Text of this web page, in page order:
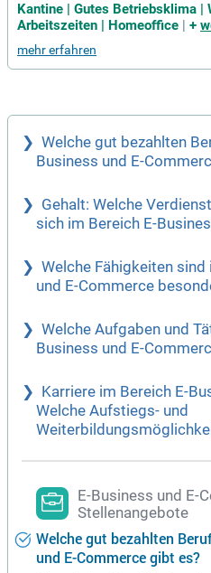
Kantine | Gutes Betriebsklima
Arbeitszeiten | Homeoffice
+
mehr erfahren
Welche gut bezahlten
Business und E-
Gehalt: Welche
sich im Bereich E-
Welche Fähigkeiten
und E-Commerce
Welche Aufgaben und
Business und E-
Karriere im Bereich E-
Welche Aufstiegs- und
E-Business und E-
Stellenangebote
Welche gut bezahlten
und E-Commerce gibt es?